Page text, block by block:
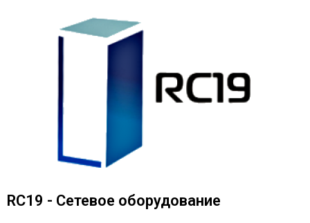
RC19 - Сетевое оборудование